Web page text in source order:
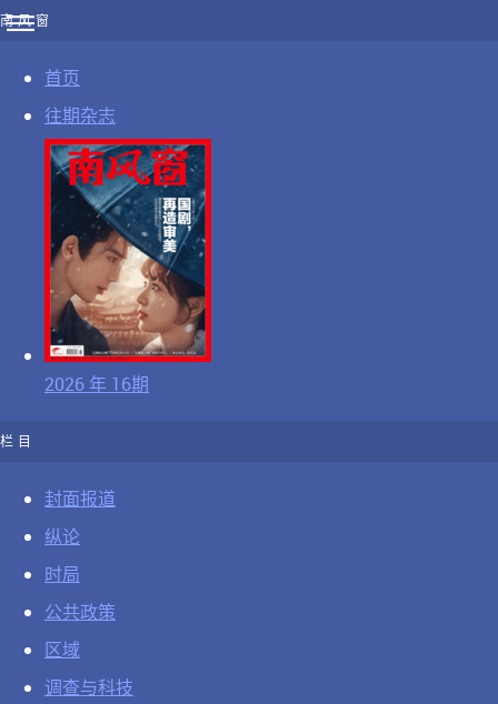
南风窗
首页
往期杂志
2026 年 16期
栏目
封面报道
纵论
时局
公共政策
区域
调查与科技